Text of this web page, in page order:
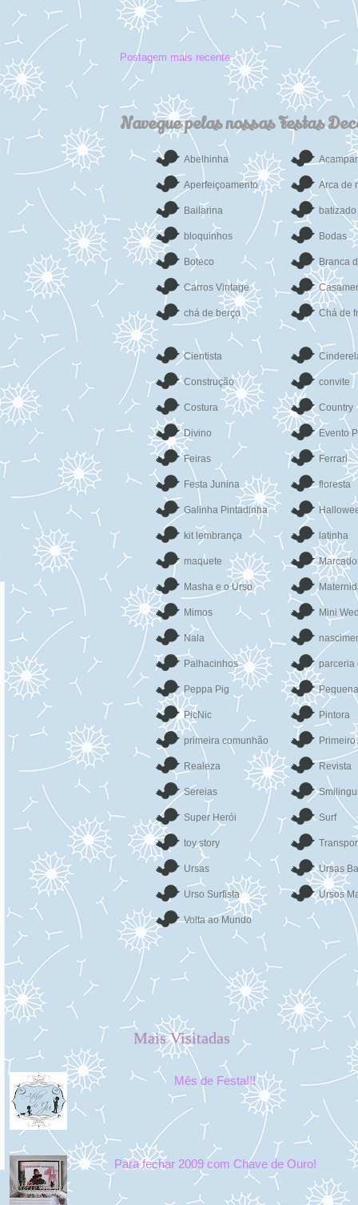
Postagem mais recente
Navegue pelas nossas Festas
Abelhinha
Aperfeiçoamento Arca de
Bailarina batizado
bloquinhos Bodas
Boteco Branca
Carros Vintage
chá de berço Chá de
Cientista
Construção convite
Costura Country
Divino Evento
Feiras Ferrari
Festa Junina floresta
Galinha Pintadinha
kit lembrança latinha
maquete
Masha e o Urso
Mimos Mini
Nala
Palhacinhos parceria
Peppa Pig
PicNic Pintora
primeira comunhão
Realeza Revista
Sereias
Super Herói Surf
toy story
Ursas Ursas
Urso Surfista Ursos
Volta ao Mundo
Mais Visitadas
Mês de Festa!!!
Para fechar 2009 com Chave de Ouro!